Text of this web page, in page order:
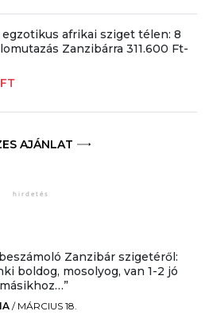
egzotikus afrikai sziget télen: 8
Zanzibárra 311.600 Ft-
AJÁNLAT
Zanzibár szigetéről:
boldog, mosolyog, van 1-2 jó
/ MÁRCIUS 18.